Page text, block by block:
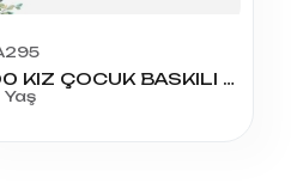
3400 KIZ ÇOCUK BASKILI BOXER 11-12 YAŞ
Yaş